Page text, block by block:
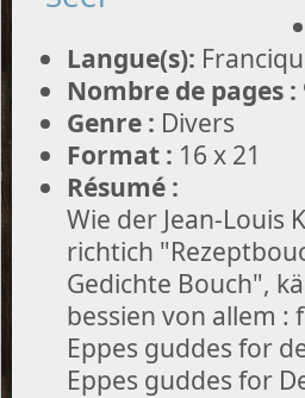
Langue(s):
Nombre de pages :
Genre : Divers
Format : 16 x 21
Résumé :
Wie der Jean-Louis
richtich
Gedichte Bouch",
bessien von allem :
Eppes guddes for
Eppes guddes for